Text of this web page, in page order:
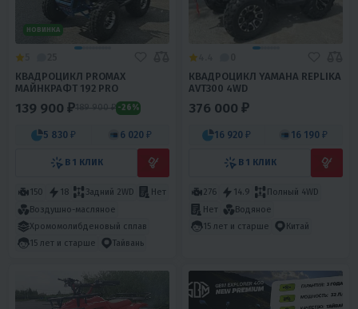
НОВИНКА
КВАДРОЦИКЛ PROMAX
МАЙНКРАФТ 192 PRO
139 900 ₽189 900 ₽ -26%
5 830 ₽ 6 020 ₽
В 1 КЛИК
150 18 Задний 2WD
Нет
Воздушно-масляное
Хромомолибденовый сплав
15 лет и старше
Тайвань
КВАДРОЦИКЛ YAMAHA REPLIKA
AVT300 4WD
376 000 ₽
16 920 ₽ 16 190 ₽
В 1 КЛИК
276 14.9
Полный 4WD
Нет
Водяное
15 лет и старше
Китай